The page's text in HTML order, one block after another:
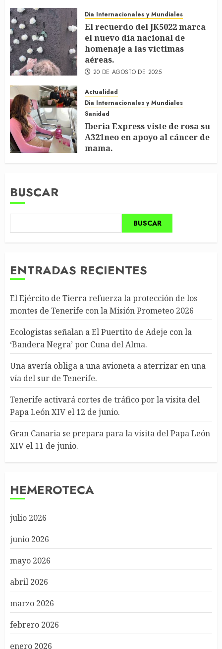
Dia Internacionales y Mundiales
El recuerdo del JK5022 marca
el nuevo día nacional de
homenaje a las víctimas
aéreas.
20 DE AGOSTO DE 2025
Actualidad
Dia Internacionales y Mundiales
Sanidad
Iberia Express viste de rosa su
A321neo en apoyo al cáncer de
mama.
BUSCAR
BUSCAR
ENTRADAS RECIENTES
El Ejército de Tierra refuerza la protección de los
montes de Tenerife con la Misión Prometeo 2026
Ecologistas señalan a El Puertito de Adeje con la
‘Bandera Negra’ por Cuna del Alma.
Una avería obliga a una avioneta a aterrizar en una
vía del sur de Tenerife.
Tenerife activará cortes de tráfico por la visita del
Papa León XIV el 12 de junio.
Gran Canaria se prepara para la visita del Papa León
XIV el 11 de junio.
HEMEROTECA
julio 2026
junio 2026
mayo 2026
abril 2026
marzo 2026
febrero 2026
enero 2026